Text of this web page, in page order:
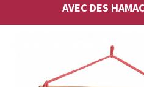
AVEC DES